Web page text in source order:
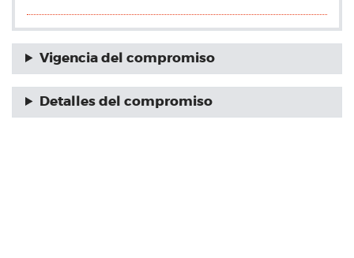
Vigencia del compromiso
Detalles del compromiso